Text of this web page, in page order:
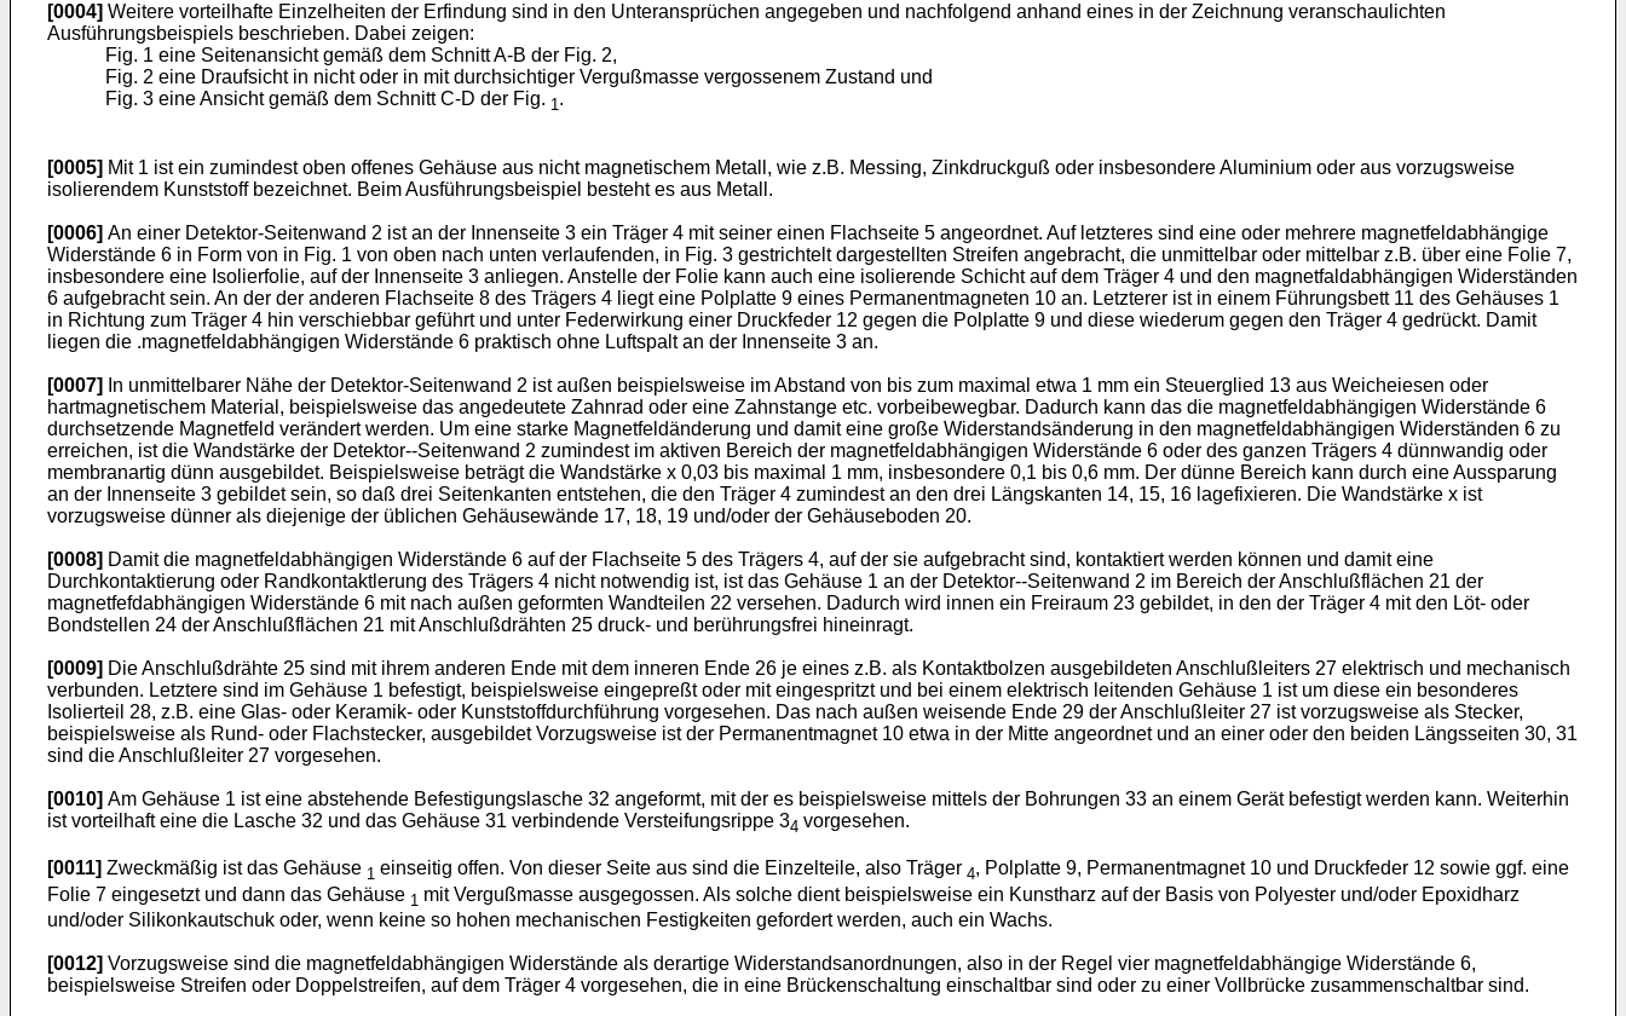
[0004] Weitere vorteilhafte Einzelheiten der Erfindung sind in den Unteransprüchen angegeben und nachfolgend anhand eines in der Zeichnung veranschaulichten
Ausführungsbeispiels beschrieben. Dabei zeigen:
Fig. 1 eine Seitenansicht gemäß dem Schnitt A-B der Fig. 2,
Fig. 2 eine Draufsicht in nicht oder in mit durchsichtiger Vergußmasse vergossenem Zustand und
Fig. 3 eine Ansicht gemäß dem Schnitt C-D der Fig. 1.
[0005] Mit 1 ist ein zumindest oben offenes Gehäuse aus nicht magnetischem Metall, wie z.B. Messing, Zinkdruckguß oder insbesondere Aluminium oder aus vorzugsweise
isolierendem Kunststoff bezeichnet. Beim Ausführungsbeispiel besteht es aus Metall.
[0006] An einer Detektor-Seitenwand 2 ist an der Innenseite 3 ein Träger 4 mit seiner einen Flachseite 5 angeordnet. Auf letzteres sind eine oder mehrere magnetfeldabhängige
Widerstände 6 in Form von in Fig. 1 von oben nach unten verlaufenden, in Fig. 3 gestrichtelt dargestellten Streifen angebracht, die unmittelbar oder mittelbar z.B. über eine Folie 7,
insbesondere eine Isolierfolie, auf der Innenseite 3 anliegen. Anstelle der Folie kann auch eine isolierende Schicht auf dem Träger 4 und den magnetfaldabhängigen Widerständen
6 aufgebracht sein. An der der anderen Flachseite 8 des Trägers 4 liegt eine Polplatte 9 eines Permanentmagneten 10 an. Letzterer ist in einem Führungsbett 11 des Gehäuses 1
in Richtung zum Träger 4 hin verschiebbar geführt und unter Federwirkung einer Druckfeder 12 gegen die Polplatte 9 und diese wiederum gegen den Träger 4 gedrückt. Damit
liegen die .magnetfeldabhängigen Widerstände 6 praktisch ohne Luftspalt an der Innenseite 3 an.
[0007]
In unmittelbarer Nähe der Detektor-Seitenwand 2 ist außen beispielsweise im Abstand von bis zum maximal etwa 1 mm ein Steuerglied 13 aus Weicheiesen oder
hartmagnetischem Material, beispielsweise das angedeutete Zahnrad oder eine Zahnstange etc. vorbeibewegbar. Dadurch kann das die magnetfeldabhängigen Widerstände 6
durchsetzende Magnetfeld verändert werden. Um eine starke Magnetfeldänderung und damit eine große Widerstandsänderung in den magnetfeldabhängigen Widerständen 6 zu
erreichen, ist die Wandstärke der Detektor--Seitenwand 2 zumindest im aktiven Bereich der magnetfeldabhängigen Widerstände 6 oder des ganzen Trägers 4 dünnwandig oder
membranartig dünn ausgebildet. Beispielsweise beträgt die Wandstärke x 0,03 bis maximal 1 mm, insbesondere 0,1 bis 0,6 mm. Der dünne Bereich kann durch eine Aussparung
an der Innenseite 3 gebildet sein, so daß drei Seitenkanten entstehen, die den Träger 4 zumindest an den drei Längskanten 14, 15, 16 lagefixieren. Die Wandstärke x ist
vorzugsweise dünner als diejenige der üblichen Gehäusewände 17, 18, 19 und/oder der Gehäuseboden 20.
[0008] Damit die magnetfeldabhängigen Widerstände 6 auf der Flachseite 5 des Trägers 4, auf der sie aufgebracht sind, kontaktiert werden können und damit eine
Durchkontaktierung oder Randkontaktlerung des Trägers 4 nicht notwendig ist, ist das Gehäuse 1 an der Detektor--Seitenwand 2 im Bereich der Anschlußflächen 21 der
magnetfefdabhängigen Widerstände 6 mit nach außen geformten Wandteilen 22 versehen. Dadurch wird innen ein Freiraum 23 gebildet, in den der Träger 4 mit den Löt- oder
Bondstellen 24 der Anschlußflächen 21 mit Anschlußdrähten 25 druck- und berührungsfrei hineinragt.
[0009] Die Anschlußdrähte 25 sind mit ihrem anderen Ende mit dem inneren Ende 26 je eines z.B. als Kontaktbolzen ausgebildeten Anschlußleiters 27 elektrisch und mechanisch
verbunden. Letztere sind im Gehäuse 1 befestigt, beispielsweise eingepreßt oder mit eingespritzt und bei einem elektrisch leitenden Gehäuse 1 ist um diese ein besonderes
Isolierteil 28, z.B. eine Glas- oder Keramik- oder Kunststoffdurchführung vorgesehen. Das nach außen weisende Ende 29 der Anschlußleiter 27 ist vorzugsweise als Stecker,
beispielsweise als Rund- oder Flachstecker, ausgebildet Vorzugsweise ist der Permanentmagnet 10 etwa in der Mitte angeordnet und an einer oder den beiden Längsseiten 30, 31
sind die Anschlußleiter 27 vorgesehen.
[0010] Am Gehäuse 1 ist eine abstehende Befestigungslasche 32 angeformt, mit der es beispielsweise mittels der Bohrungen 33 an einem Gerät befestigt werden kann. Weiterhin
ist vorteilhaft eine die Lasche 32 und das Gehäuse 31 verbindende Versteifungsrippe 34 vorgesehen.
[0011] Zweckmäßig ist das Gehäuse 1 einseitig offen. Von dieser Seite aus sind die Einzelteile, also Träger 4, Polplatte 9, Permanentmagnet 10 und Druckfeder 12 sowie ggf. eine
Folie 7 eingesetzt und dann das Gehäuse 1 mit Vergußmasse ausgegossen. Als solche dient beispielsweise ein Kunstharz auf der Basis von Polyester und/oder Epoxidharz
und/oder Silikonkautschuk oder, wenn keine so hohen mechanischen Festigkeiten gefordert werden, auch ein Wachs.
[0012] Vorzugsweise sind die magnetfeldabhängigen Widerstände als derartige Widerstandsanordnungen, also in der Regel vier magnetfeldabhängige Widerstände 6,
beispielsweise Streifen oder Doppelstreifen, auf dem Träger 4 vorgesehen, die in eine Brückenschaltung einschaltbar sind oder zu einer Vollbrücke zusammenschaltbar sind.